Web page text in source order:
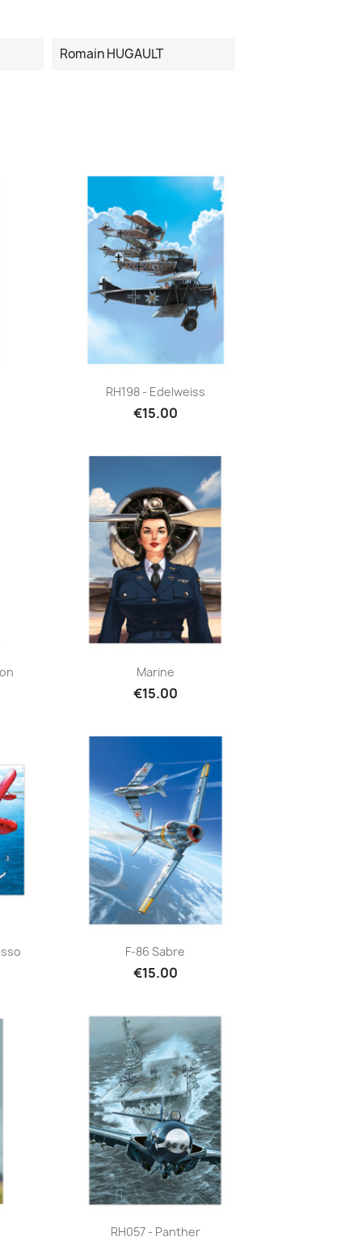
Romain HUGAULT
Quick view
RH198 - Edelweiss
€15.00
Quick view
Marine
€15.00
Quick view
F-86 Sabre
€15.00
Quick view
RH057 - Panther